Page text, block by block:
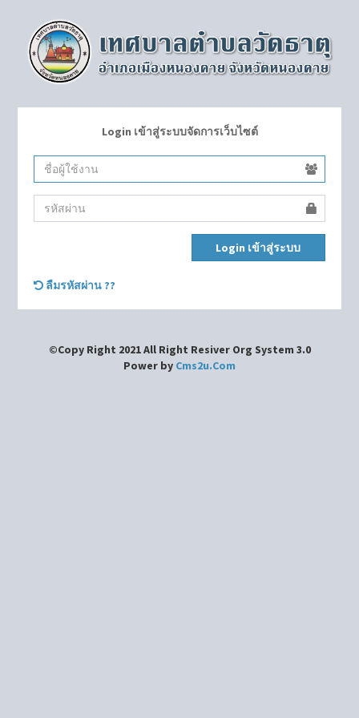
Login เข้าสู่ระบบจัดการเว็บไซต์
Login เข้าสู่ระบบ
ลืมรหัสผ่าน ??
©Copy Right 2021 All Right Resiver Org System 3.0
Power by Cms2u.Com